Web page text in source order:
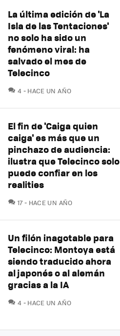
La última edición de 'La
Isla de las Tentaciones'
no solo ha sido un
fenómeno viral: ha
salvado el mes de
Telecinco
4 COMENTARIOS
HACE UN AÑO
El fin de 'Caiga quien
caiga' es más que un
pinchazo de audiencia:
ilustra que Telecinco solo
puede confiar en los
realities
17COMENTARIOS
HACE UN AÑO
Un filón inagotable para
Telecinco: Montoya está
siendo traducido ahora
al japonés o al alemán
gracias a la IA
4 COMENTARIOS
HACE UN AÑO